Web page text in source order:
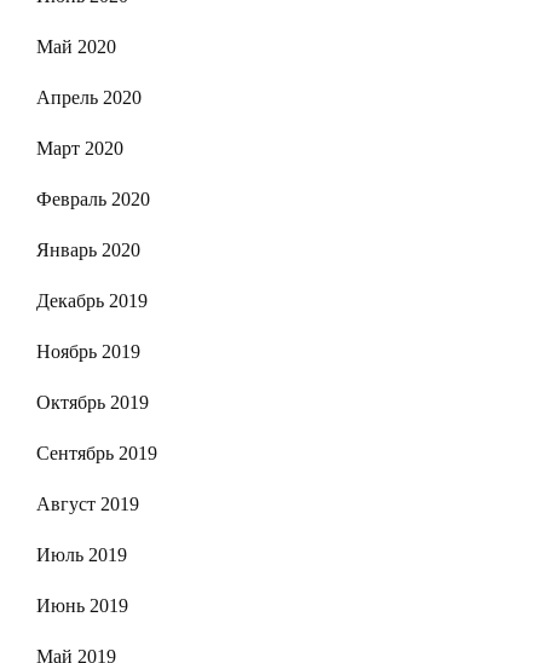
Май 2020
Апрель 2020
Март 2020
Февраль 2020
Январь 2020
Декабрь 2019
Ноябрь 2019
Октябрь 2019
Сентябрь 2019
Август 2019
Июль 2019
Июнь 2019
Май 2019